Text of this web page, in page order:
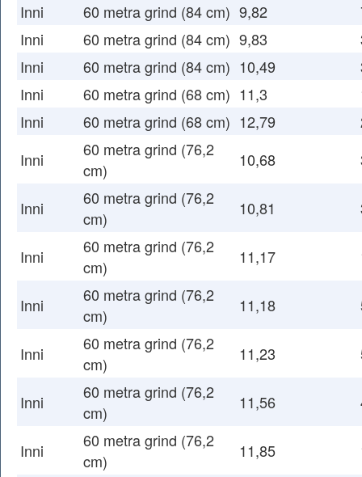
Inni
60 metra grind (84 cm) 9,82
Inni
60 metra grind (84 cm) 9,83
Inni
60 metra grind (84 cm) 10,49
Inni
60 metra grind (68 cm) 11,3
Inni
60 metra grind (68 cm) 12,79
Inni
60 metra grind (76,2
cm)
10,68
Inni
60 metra grind (76,2
cm)
10,81
Inni
60 metra grind (76,2
cm)
11,17
Inni
60 metra grind (76,2
cm)
11,18
Inni
60 metra grind (76,2
cm)
11,23
Inni
60 metra grind (76,2
cm)
11,56
Inni
60 metra grind (76,2
cm)
11,85